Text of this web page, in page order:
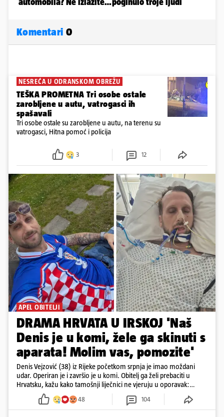
Komentari 0
NESREĆA U ODRANSKOM OBREŽU
TEŠKA PROMETNA Tri osobe ostale
zarobljene u autu, vatrogasci ih
spašavali
Tri osobe ostale su zarobljene u autu, na terenu su
vatrogasci, Hitna pomoć i policija
3 12
APEL OBITELJI
DRAMA HRVATA U IRSKOJ 'Naš
Denis je u komi, žele ga skinuti s
aparata! Molim vas, pomozite'
Denis Vejzović (38) iz Rijeke početkom srpnja je imao moždani
udar. Operiran je i završio je u komi. Obitelj ga želi prebaciti u
Hrvatsku, kažu kako tamošnji liječnici ne vjeruju u oporavak:
'Imamo 72 sata'
48 104